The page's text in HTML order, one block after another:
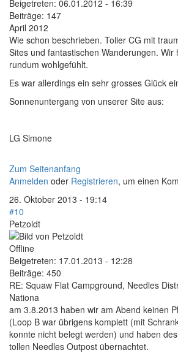
Beigetreten: 06.01.2012 - 16:39
Beiträge: 147
April 2012
Wie schon beschrieben. Toller CG mit
Sites und fantastischen Wanderungen. Wir
rundum wohlgefühlt.
Es war allerdings ein sehr grosses Glück
Sonnenuntergang von unserer Site aus:
LG Simone
Zum Seitenanfang
Anmelden oder Registrieren, um einen
26. Oktober 2013 - 19:14
#10
Petzoldt
Offline
Beigetreten: 17.01.2013 - 12:28
Beiträge: 450
RE: Squaw Flat Campground, Needles
Nationa
am 3.8.2013 haben wir am Abend keinen
(Loop B war übrigens komplett (mit
konnte nicht belegt werden) und haben
tollen Needles Outpost übernachtet.